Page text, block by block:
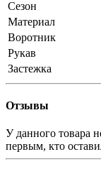
Сезон
Материал
Воротник
Рукав
Застежка
Отзывы
У данного товара
первым, кто